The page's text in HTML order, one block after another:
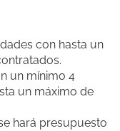
con hasta un
un mínimo 4
un máximo de
hará presupuesto